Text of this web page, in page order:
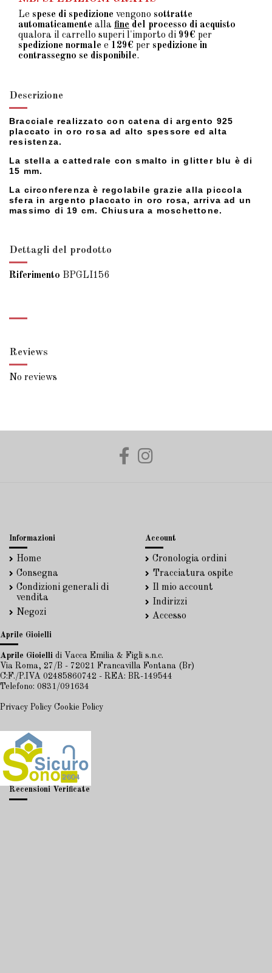
Le spese di spedizione vengono sottratte
automaticamente alla fine del processo di acquisto
qualora il carrello superi l'importo di 99€ per
spedizione normale e 129€ per spedizione in
contrassegno se disponibile.
Descrizione
Bracciale realizzato con catena di argento 925
placcato in oro rosa ad alto spessore ed alta
resistenza.
La stella a cattedrale con smalto in glitter blu è di
15 mm.
La circonferenza è regolabile grazie alla piccola
sfera in argento placcato in oro rosa, arriva ad un
massimo di 19 cm. Chiusura a moschettone.
Dettagli del prodotto
Riferimento BPGLI156
Reviews
No reviews
Informazioni
Home
Consegna
Condizioni generali di
vendita
Negozi
Account
Cronologia ordini
Tracciatura ospite
Il mio account
Indirizzi
Accesso
Aprile Gioielli
Aprile Gioielli di Vacca Emilia & Figli s.n.c.
Via Roma, 27/B - 72021 Francavilla Fontana (Br)
C:F./P.IVA 02485860742 - REA: BR-149544
Telefono: 0831/091634
Privacy Policy Cookie Policy
Recensioni Verificate